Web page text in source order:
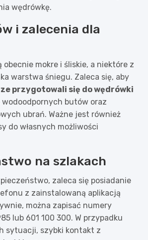
wędrówkę.
i zalecenia dla
obecnie mokre i śliskie, a niektóre z
warstwa śniegu. Zaleca się, aby
przygotowali się do wędrówki
wodoodpornych butów oraz
ubrań. Ważne jest również
do własnych możliwości
na szlakach
zaleca się posiadanie
z zainstalowaną aplikacją
można zapisać numery
lub 601 100 300. W przypadku
sytuacji, szybki kontakt z